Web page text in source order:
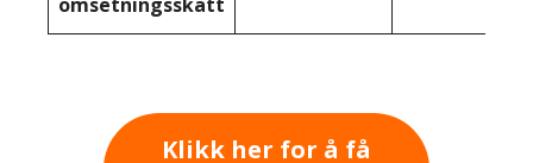
Klikk her for å få